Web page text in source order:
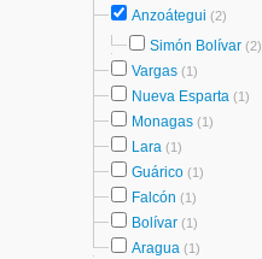
Anzoátegui (2)
Simón Bolívar (2)
Vargas (1)
Nueva Esparta (1)
Monagas (1)
Lara (1)
Guárico (1)
Falcón (1)
Bolívar (1)
Aragua (1)